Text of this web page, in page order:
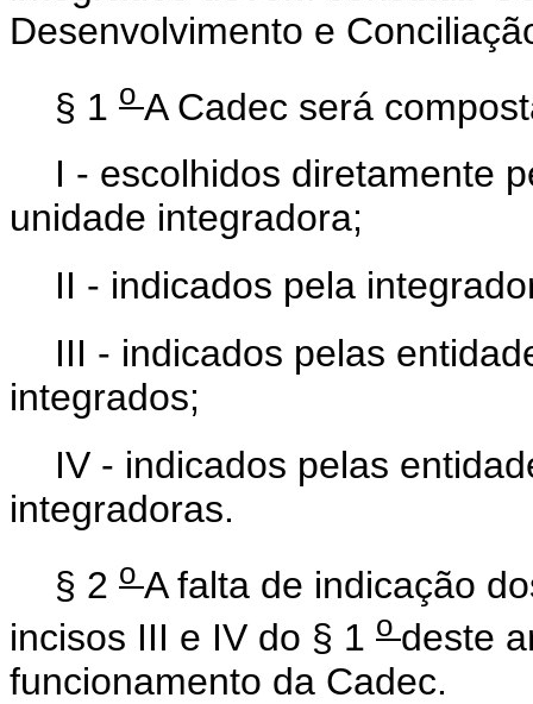
Desenvolvimento e
§ 1 o A Cadec será
I - escolhidos diretamente
unidade integradora;
II - indicados pela
III - indicados pelas
integrados;
IV - indicados pelas
integradoras.
§ 2 o A falta de indicação
incisos III e IV do § 1 o deste
funcionamento da Cadec.